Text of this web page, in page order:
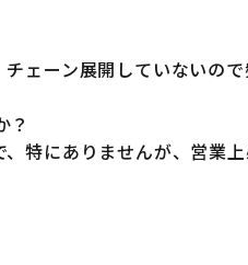
ェーン展開していないの
？
特にありませんが、営業